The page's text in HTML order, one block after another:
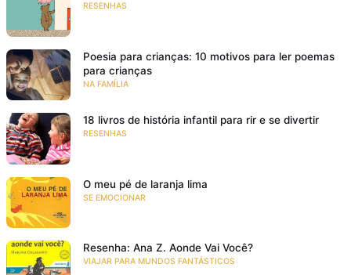
RESENHAS
Poesia para crianças: 10 motivos para ler poemas
para crianças
NA FAMÍLIA
18 livros de história infantil para rir e se divertir
RESENHAS
O meu pé de laranja lima
SE EMOCIONAR
Resenha: Ana Z. Aonde Vai Você?
VIAJAR PARA MUNDOS FANTÁSTICOS